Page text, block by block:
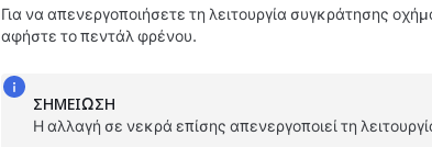
Για να απενεργοποιήσετε τη λειτουργία συγκράτησης
αφήστε το πεντάλ φρένου.
ΣΗΜΕΊΩΣΗ
Η αλλαγή σε νεκρά επίσης απενεργοποιεί τη